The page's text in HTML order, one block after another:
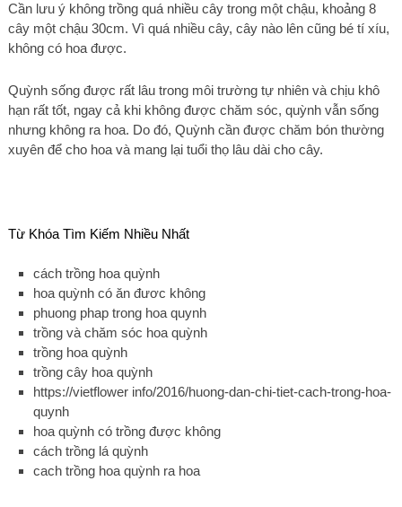
Cần lưu ý không trồng quá nhiều cây trong một chậu, khoảng 8
cây một chậu 30cm. Vì quá nhiều cây, cây nào lên cũng bé tí xíu,
không có hoa được.
Quỳnh sống được rất lâu trong môi trường tự nhiên và chịu khô
hạn rất tốt, ngay cả khi không được chăm sóc, quỳnh vẫn sống
nhưng không ra hoa. Do đó, Quỳnh cần được chăm bón thường
xuyên để cho hoa và mang lại tuổi thọ lâu dài cho cây.
Từ Khóa Tìm Kiếm Nhiều Nhất
cách trồng hoa quỳnh
hoa quỳnh có ăn đươc không
phuong phap trong hoa quynh
trồng và chăm sóc hoa quỳnh
trồng hoa quỳnh
trồng cây hoa quỳnh
https://vietflower info/2016/huong-dan-chi-tiet-cach-trong-hoa-
quynh
hoa quỳnh có trồng được không
cách trồng lá quỳnh
cach trồng hoa quỳnh ra hoa